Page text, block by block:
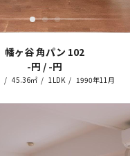
幡ヶ谷 角パン 102
-円 / -円
45.36㎡ 1LDK 1990年11月